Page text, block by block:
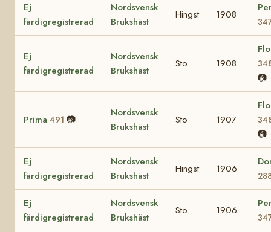
Ej
färdigregistrerad
Nordsvensk
Brukshäst
Hingst 1908
Ej
färdigregistrerad
Nordsvensk
Brukshäst
Sto 1908
📷
Prima 491 📷
Nordsvensk
Brukshäst
Sto 1907
📷
Ej
färdigregistrerad
Nordsvensk
Brukshäst
Hingst 1906
Ej
färdigregistrerad
Nordsvensk
Brukshäst
Sto 1906